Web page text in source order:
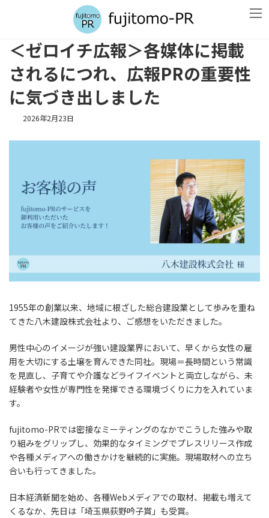
＜ゼロイチ広報＞各媒体に掲載
されるにつれ、広報PRの重要性
に気づき出しました
2026年2月23日
1955年の創業以来、地域に根ざした総合建設業として歩みを重ね
てきた八木建設株式会社より、ご感想をいただきました。
男性中心のイメージが強い建設業界において、早くから女性の雇
用を大切にする土壌を育んできた同社。現場＝長時間という常識
を見直し、子育てや介護などライフイベントと両立しながら、未
経験者や女性が専門性を発揮できる環境づくりに力を入れていま
す。
fujitomo-PRでは密接なミーティングのなかでこうした強みや取
り組みをグリップし、効果的なタイミングでプレスリリース作成
や各種メディアへの働きかけを継続的に実施。現場取材への立ち
合いも行ってきました。
日本経済新聞を始め、各種Webメディアでの取材、掲載も増えて
くるなか、先日は「埼玉県荻野吟子賞」も受賞。